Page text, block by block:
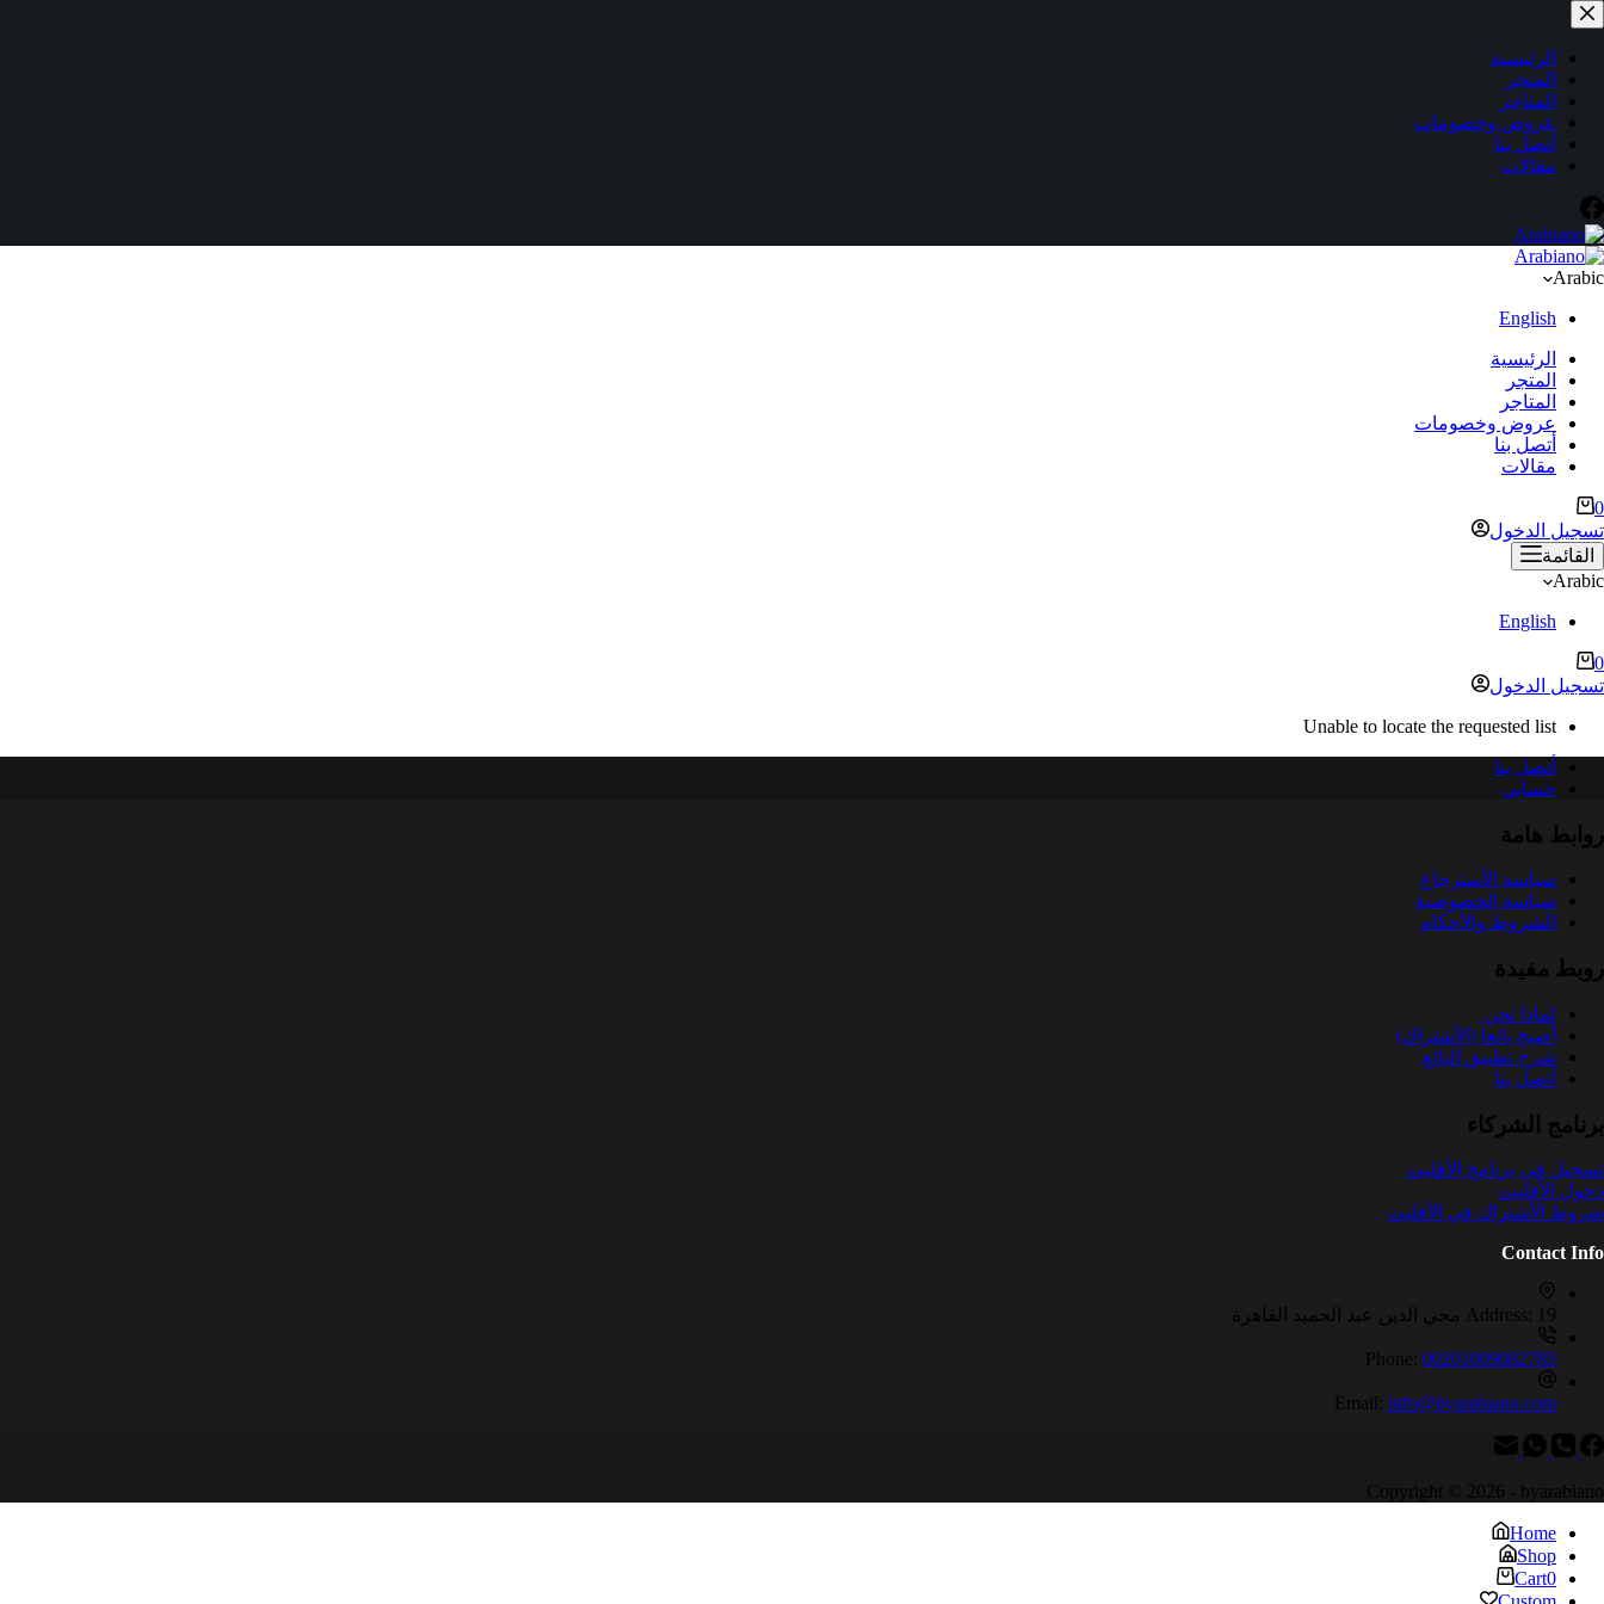
التجاوز
إلى
المحتوىالرئيسية
المتجر
المتاجر
عروض وخصومات
أتصل بنا
مقالات
Arabic
English
الرئيسية
المتجر
المتاجر
عروض وخصومات
أتصل بنا
مقالات
عربة
التسوق
0
تسجيل الدخول
القائمة
Arabic
English
عربة
التسوق
0
تسجيل الدخول
Unable to locate the requested list
أتصل بنا
حسابي
روابط هامة
سياسة الأسترجاع
سياسة الخصوصية
الشروط والأحكام
روبط مفيدة
لماذا نحن
أصبح بائعا (الأشتراك)
شرح تطبيق البائع
أتصل بنا
برنامج الشركاء
تسجيل في برنامج الأفليت
دخول الأفليت
شروط الأشتراك في الأفليت
Contact Info
Address: 19 محي الدين عبد الحميد القاهرة
Phone: 00201009082785
Email: info@byarabiano.com
Copyright © 2026 - byarabiano
Home
Shop
Cart0